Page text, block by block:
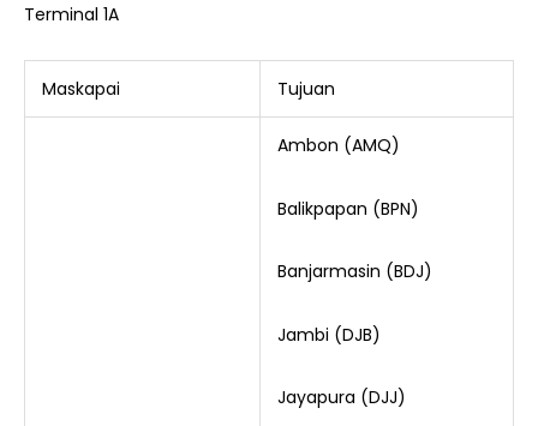
Terminal 1A
Maskapai Tujuan
Ambon (AMQ)
Balikpapan (BPN)
Banjarmasin (BDJ)
Jambi (DJB)
Jayapura (DJJ)